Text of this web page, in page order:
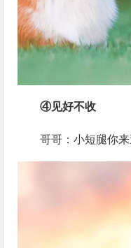
④见好不收
哥哥：小短腿你